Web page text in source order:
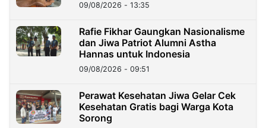
09/08/2026 - 13:35
Rafie Fikhar Gaungkan Nasionalisme
dan Jiwa Patriot Alumni Astha
Hannas untuk Indonesia
09/08/2026 - 09:51
Perawat Kesehatan Jiwa Gelar Cek
Kesehatan Gratis bagi Warga Kota
Sorong